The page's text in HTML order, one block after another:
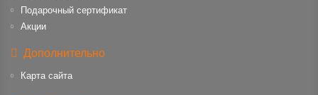
Подарочный сертификат
Акции
Дополнительно
Карта сайта